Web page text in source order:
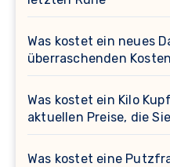
Was kostet ein neues
überraschenden
Was kostet ein Kilo
aktuellen Preise, die
Was kostet eine